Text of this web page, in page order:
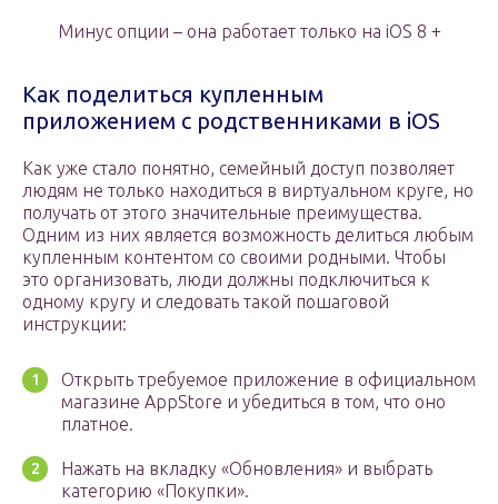
Минус опции – она работает только на iOS 8 +
Как поделиться купленным
приложением с родственниками в iOS
Как уже стало понятно, семейный доступ позволяет
людям не только находиться в виртуальном круге, но
получать от этого значительные преимущества.
Одним из них является возможность делиться любым
купленным контентом со своими родными. Чтобы
это организовать, люди должны подключиться к
одному кругу и следовать такой пошаговой
инструкции:
Открыть требуемое приложение в официальном
магазине AppStore и убедиться в том, что оно
платное.
Нажать на вкладку «Обновления» и выбрать
категорию «Покупки».